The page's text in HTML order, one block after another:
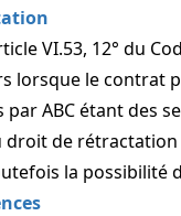
VI.53, 12° du
lorsque le contrat
par ABC étant des
droit de rétractation
la possibilité